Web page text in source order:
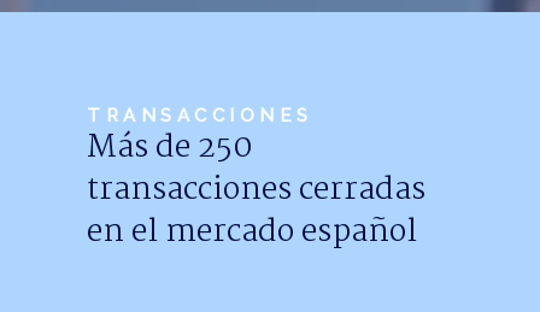
Español
TRANSACCIONES
Más de 250
transacciones cerradas
en el mercado español